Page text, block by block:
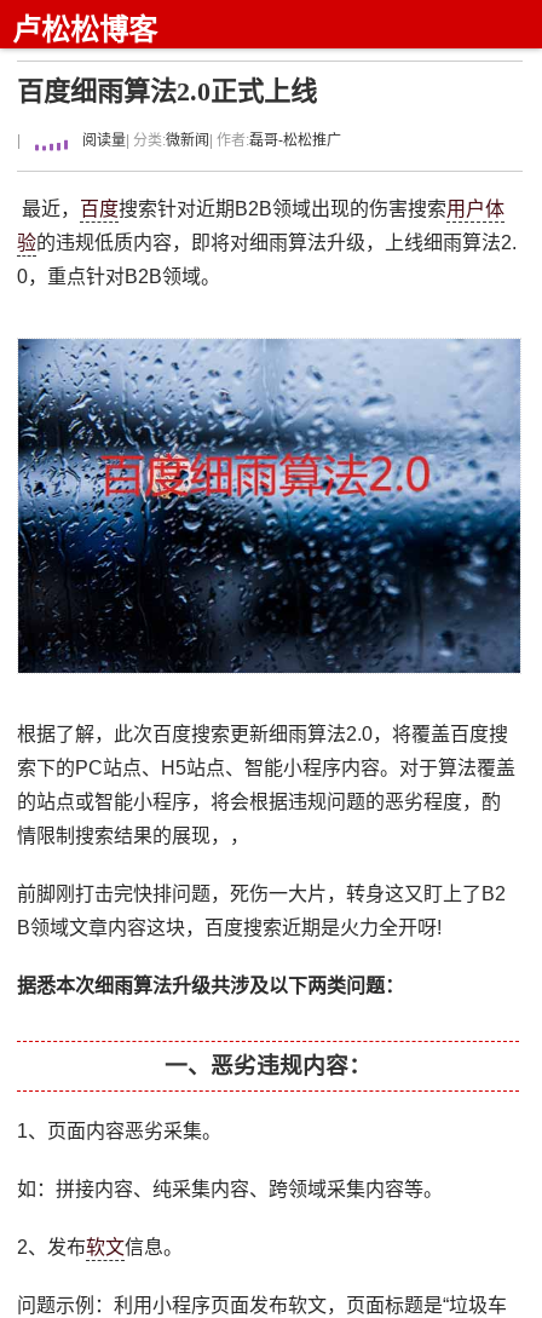
卢松松博客
百度细雨算法2.0正式上线
阅读量 | 分类:微新闻 | 作者:磊哥-松松推广
最近， 百度搜索针对近期B2B领域出现的伤害搜索用户体
验的违规低质内容，即将对细雨算法升级，上线细雨算法2.
0，重点针对B2B领域。
根据了解，此次百度搜索更新细雨算法2.0，将覆盖百度搜
索下的PC站点、H5站点、智能小程序内容。对于算法覆盖
的站点或智能小程序，将会根据违规问题的恶劣程度，酌
情限制搜索结果的展现，，
前脚刚打击完快排问题，死伤一大片，转身这又盯上了B2
B领域文章内容这块，百度搜索近期是火力全开呀!
据悉本次细雨算法升级共涉及以下两类问题：
一、恶劣违规内容：
1、页面内容恶劣采集。
如：拼接内容、纯采集内容、跨领域采集内容等。
2、发布软文信息。
问题示例：利用小程序页面发布软文，页面标题是“垃圾车